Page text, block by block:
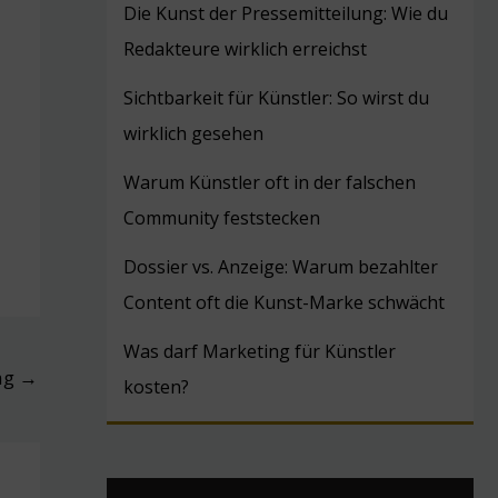
→
Die Kunst der Pressemitteilung: Wie du
Redakteure wirklich erreichst
Sichtbarkeit für Künstler: So wirst du
wirklich gesehen
Warum Künstler oft in der falschen
Community feststecken
Dossier vs. Anzeige: Warum bezahlter
Content oft die Kunst-Marke schwächt
Was darf Marketing für Künstler
kosten?